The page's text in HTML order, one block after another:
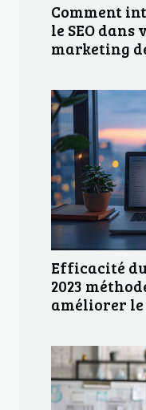
Comment
le SEO
marketing
Efficacité
2023
améliorer le